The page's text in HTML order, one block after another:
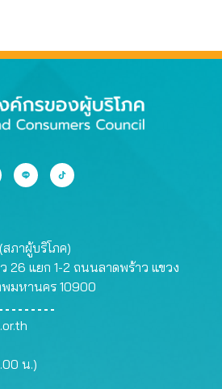
ภาผู้บริโภค)
26 แยก 1-2 ถนนลาดพร้าว แขวง
พมหานคร 10900
น.)